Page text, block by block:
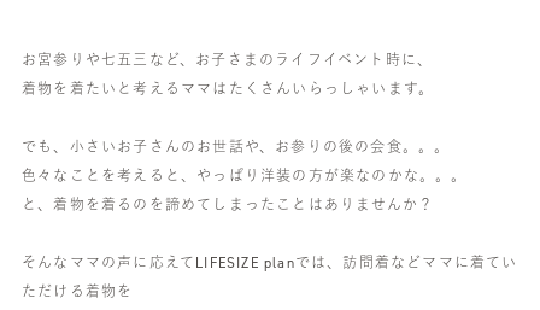
お宮参りや七五三など、お子さまのライフイベント時に、
着物を着たいと考えるママはたくさんいらっしゃいます。
でも、小さいお子さんのお世話や、お参りの後の会食。。。
色々なことを考えると、やっぱり洋装の方が楽なのかな。。。
と、着物を着るのを諦めてしまったことはありませんか？
そんなママの声に応えてLIFESIZE planでは、訪問着などママに着てい
ただける着物を